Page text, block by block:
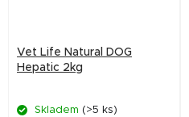
Vet Life Natural DOG
Hepatic 2kg
Skladem (>5 ks)